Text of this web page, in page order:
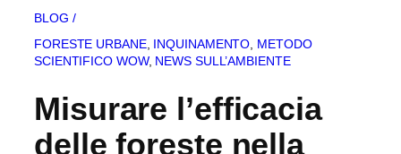
BLOG /
FORESTE URBANE, INQUINAMENTO METODO
SCIENTIFICO WOW, NEWS SULL’AMBIENTE
Misurare l’efficacia
delle foreste nella